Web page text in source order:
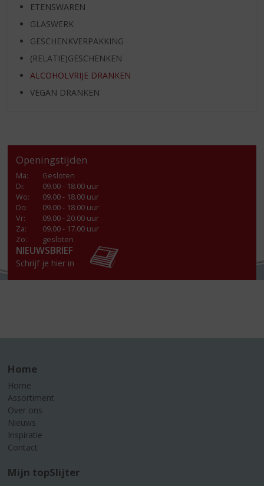
ETENSWAREN
GLASWERK
GESCHENKVERPAKKING
(RELATIE)GESCHENKEN
ALCOHOLVRIJE DRANKEN
VEGAN DRANKEN
Openingstijden
Ma:
Gesloten
Di:
09.00 - 18.00 uur
Wo:
09.00 - 18.00 uur
Do:
09.00 - 18.00 uur
Vr:
09.00 - 20.00 uur
Za:
09.00 - 17.00 uur
Zo:
gesloten
NIEUWSBRIEF
Schrijf je hier in
Home
Home
Assortiment
Over ons
Nieuws
Inspiratie
Contact
Mijn topSlijter